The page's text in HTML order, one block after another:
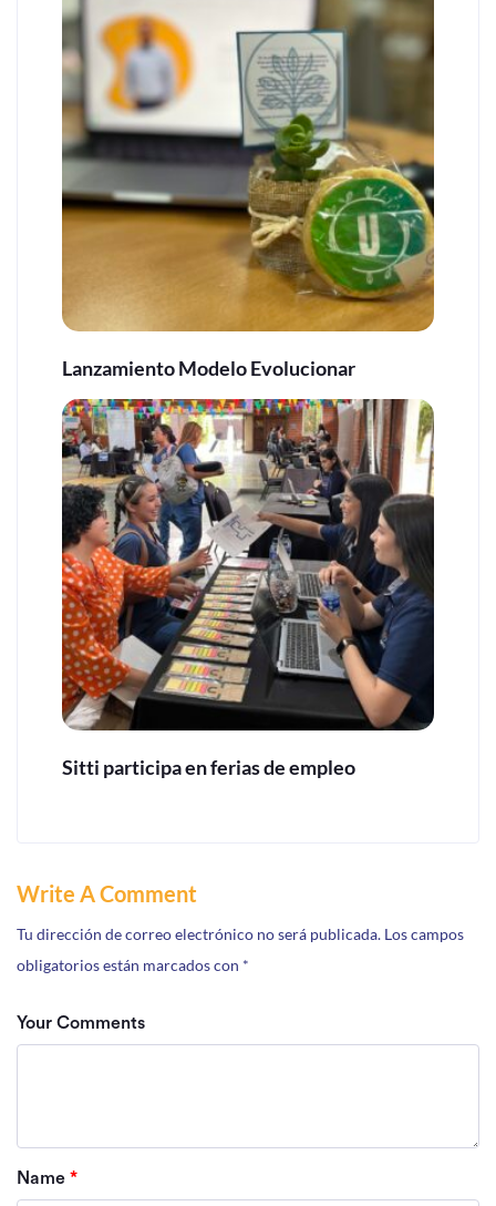
Lanzamiento Modelo Evolucionar
Sitti participa en ferias de empleo
Write A Comment
Tu dirección de correo electrónico no será publicada. Los campos
obligatorios están marcados con *
Your Comments
Name *